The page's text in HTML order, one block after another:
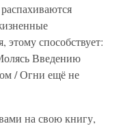
этому способствует:
Введению
/ Огни ещё не
на свою книгу,